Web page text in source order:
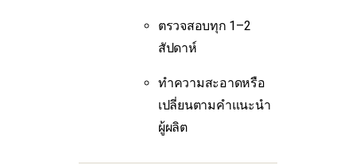
ตรวจสอบทุก 1–2
สัปดาห์
ทำความสะอาดหรือ
เปลี่ยนตามคำแนะนำ
ผู้ผลิต